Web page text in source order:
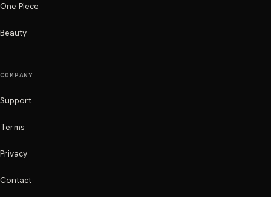
One Piece
Beauty
COMPANY
Support
Terms
Privacy
Contact